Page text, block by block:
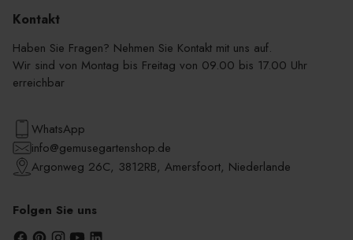
Kontakt
Haben Sie Fragen? Nehmen Sie Kontakt mit uns auf.
Wir sind von Montag bis Freitag von 09.00 bis 17.00 Uhr
erreichbar
WhatsApp
info@gemusegartenshop.de
Argonweg 26C, 3812RB, Amersfoort, Niederlande
Folgen Sie uns